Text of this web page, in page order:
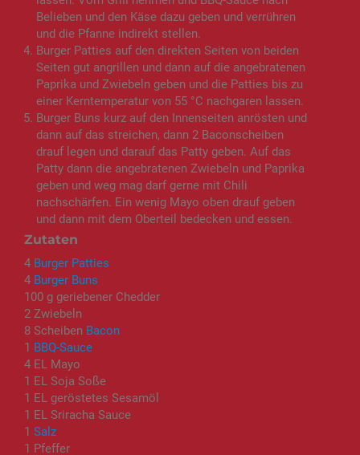
Zutaten
4 Burger Patties
4 Burger Buns
100 g geriebener Chedder
2 Zwiebeln
8 Scheiben Bacon
1 BBQ-Sauce
4 EL Mayo
1 EL Soja Soße
1 EL geröstetes Sesamöl
1 EL Sriracha Sauce
1 Salz
1 Pfeffer
Belieben und den Käse dazu geben und verrühren
und die Pfanne indirekt stellen.
Burger Patties auf den direkten Seiten von beiden
Seiten gut angrillen und dann auf die angebratenen
Paprika und Zwiebeln geben und die Patties bis zu
einer Kerntemperatur von 55 °C nachgaren lassen.
Burger Buns kurz auf den Innenseiten anrösten und
dann auf das streichen, dann 2 Baconscheiben
drauf legen und darauf das Patty geben. Auf das
Patty dann die angebratenen Zwiebeln und Paprika
geben und weg mag darf gerne mit Chili
nachschärfen. Ein wenig Mayo oben drauf geben
und dann mit dem Oberteil bedecken und essen.